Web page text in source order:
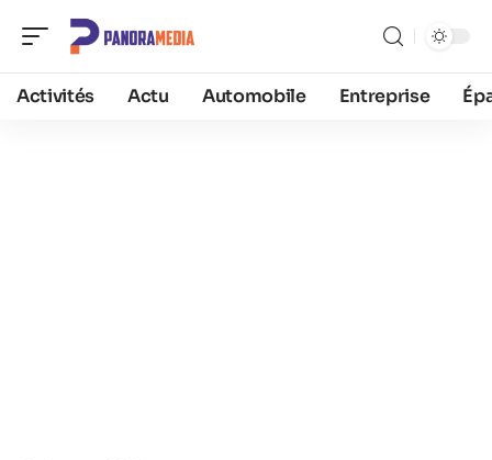
Activités Actu Automobile Entreprise